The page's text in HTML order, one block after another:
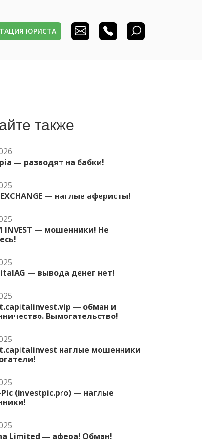
ЮРИСТА
также
— разводят на бабки!
— наглые аферисты!
INVEST — мошенники! Не
— вывода денег нет!
— обман и
Вымогательство!
наглые мошенники
(investpic.pro) — наглые
Limited — афера! Обман!